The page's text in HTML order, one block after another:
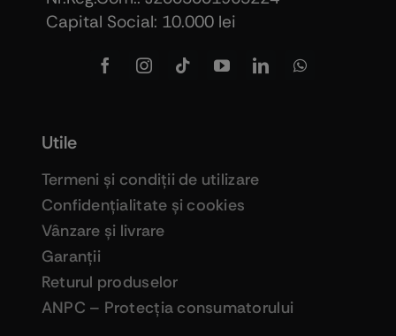
Capital Social: 10.000 lei
Utile
Termeni şi condiţii de utilizare
Confidenţialitate şi cookies
Vânzare şi livrare
Garanţii
Returul produselor
ANPC – Protecţia consumatorului